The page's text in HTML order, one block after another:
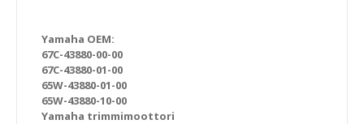
Yamaha OEM:
67C-43880-00-00
67C-43880-01-00
65W-43880-01-00
65W-43880-10-00
Yamaha trimmimoottori